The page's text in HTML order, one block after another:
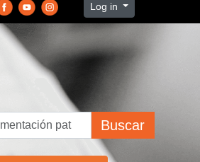
Log in
Buscar